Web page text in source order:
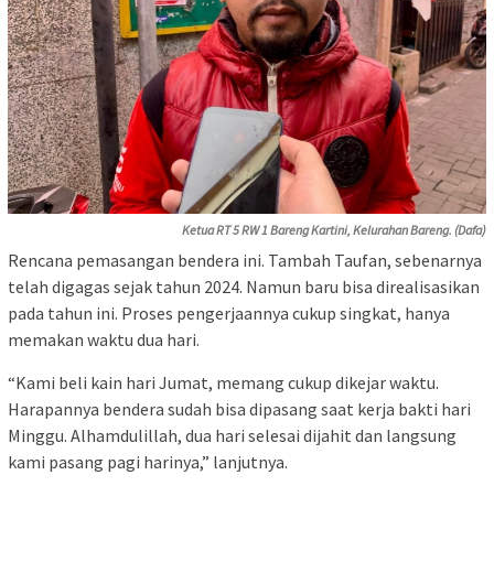
Ketua RT 5 RW 1 Bareng Kartini, Kelurahan Bareng. (Dafa)
Rencana pemasangan bendera ini. Tambah Taufan, sebenarnya
telah digagas sejak tahun 2024. Namun baru bisa direalisasikan
pada tahun ini. Proses pengerjaannya cukup singkat, hanya
memakan waktu dua hari.
“Kami beli kain hari Jumat, memang cukup dikejar waktu.
Harapannya bendera sudah bisa dipasang saat kerja bakti hari
Minggu. Alhamdulillah, dua hari selesai dijahit dan langsung
kami pasang pagi harinya,” lanjutnya.